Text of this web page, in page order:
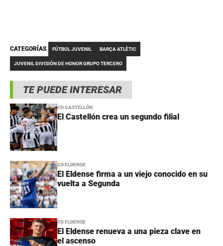
TE PUEDE INTERESAR
CD CASTELLÓN
El Castellón crea un segundo filial
CD ELDENSE
El Eldense firma a un viejo conocido en su
vuelta a Segunda
CD ELDENSE
El Eldense renueva a una pieza clave en
el ascenso
CATEGORÍAS FÚTBOL JUVENIL BARÇA ATLÈTIC
JUVENIL DIVISIÓN DE HONOR GRUPO TERCERO